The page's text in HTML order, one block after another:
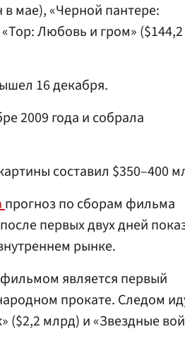
мае), «Черной пантере:
Любовь и гром»
16 декабря.
2009 года и собрала
составил $350–400
прогноз по сборам фильма
первых двух дней
рынке.
является первый
прокате. Следом
($2,2 млрд) и «Звездные